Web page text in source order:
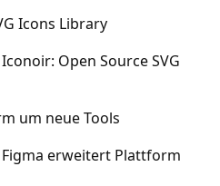
Iconoir: Open Source SVG
Figma erweitert Plattform